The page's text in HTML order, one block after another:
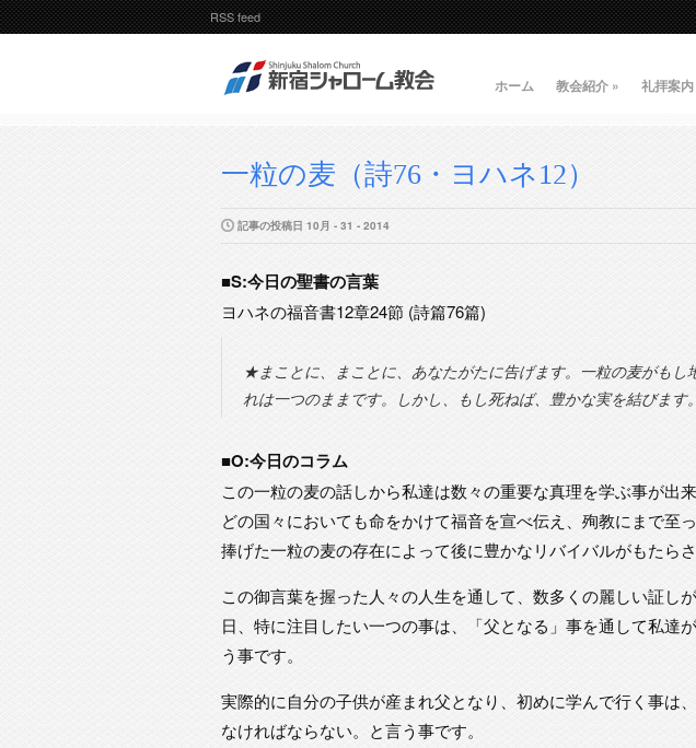
RSS feed
ホーム 教会紹介 » 礼拝案内
一粒の麦（詩76・ヨハネ12）
記事の投稿日 10月 - 31 - 2014
■S:今日の聖書の言葉
ヨハネの福音書12章24節 (詩篇76篇)
★まことに、まことに、あなたがたに告げます。一粒の麦がもし
れは一つのままです。しかし、もし死ねば、豊かな実を結びます。
■O:今日のコラム
この一粒の麦の話しから私達は数々の重要な真理を学ぶ事が出
どの国々においても命をかけて福音を宣べ伝え、殉教にまで至
捧げた一粒の麦の存在によって後に豊かなリバイバルがもたらさ
この御言葉を握った人々の人生を通して、数多くの麗しい証し
日、特に注目したい一つの事は、「父となる」事を通して私達
う事です。
実際的に自分の子供が産まれ父となり、初めに学んで行く事は
なければならない。と言う事です。